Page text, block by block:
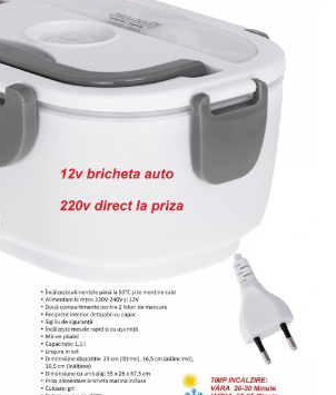
abur
de calcat cu